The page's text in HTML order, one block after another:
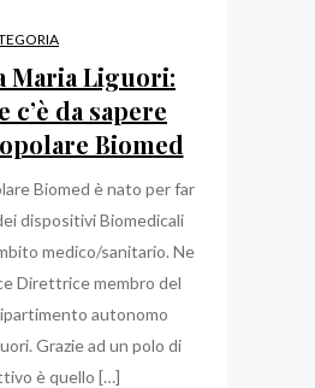
Maria Liguori:
da sapere
Biomed
Biomed è nato per far
dispositivi Biomedicali
medico/sanitario. Ne
Direttrice membro del
autonomo
Grazie ad un polo di
è quello […]